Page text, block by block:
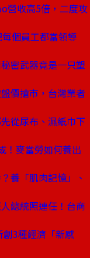
營收高5倍，二度攻
個員工都當領導
密武器竟是一只塑
價搶市，台灣業者
從尿布、濕紙巾下
！麥當勞如何養出
養「肌肉記憶」、
總統照連任！台商
3種經濟「新感